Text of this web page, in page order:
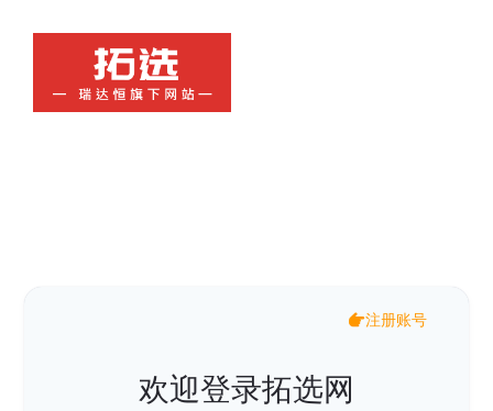
注册账号
欢迎登录拓选网